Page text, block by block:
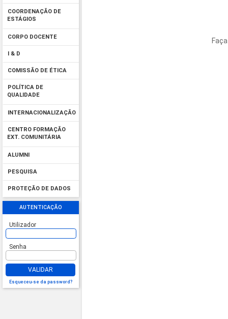
COORDENAÇÃO DE
ESTÁGIOS
CORPO DOCENTE
I & D
COMISSÃO DE ÉTICA
POLÍTICA DE
QUALIDADE
INTERNACIONALIZAÇÃO
CENTRO FORMAÇÃO
EXT. COMUNITÁRIA
ALUMNI
PESQUISA
PROTEÇÃO DE DADOS
AUTENTICAÇÃO
Utilizador
Senha
VALIDAR
Esqueceu-se da password?